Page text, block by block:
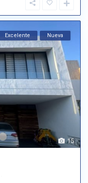
15
Excelente Nueva